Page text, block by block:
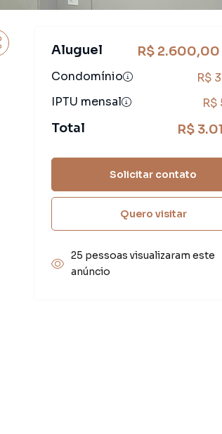
Aluguel R$
Condomínio
R$
IPTU mensal
Total R$
Solicitar contato
Quero visitar
25 pessoas visualizaram este
anúncio